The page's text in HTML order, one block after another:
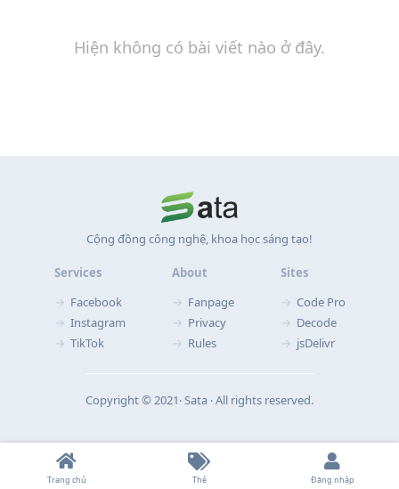
Hiện không có bài viết nào ở đây.
Cộng đồng công nghệ, khoa học sáng tạo!
Services
Facebook
Instagram
TikTok
About
Fanpage
Privacy
Rules
Sites
Code Pro
Decode
jsDelivr
Copyright © 2021‧ Sata ‧ All rights reserved.
Trang chủ Thẻ Đăng nhập